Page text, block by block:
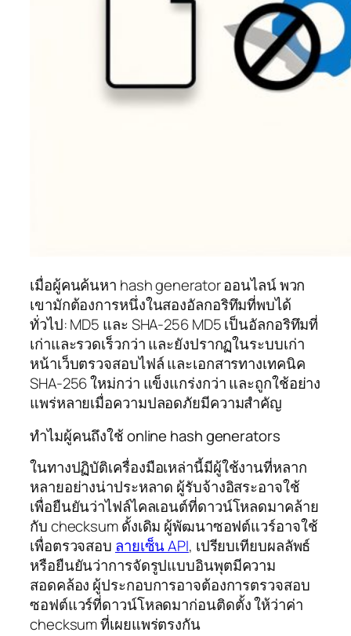
เมื่อผู้คนค้นหา hash generator ออนไลน์ พวก
เขามักต้องการหนึ่งในสองอัลกอริทึมที่พบได้
ทั่วไป: MD5 และ SHA-256 MD5 เป็นอัลกอริทึมที่
เก่าและรวดเร็วกว่า และยังปรากฏในระบบเก่า
หน้าเว็บตรวจสอบไฟล์ และเอกสารทางเทคนิค
SHA-256 ใหม่กว่า แข็งแกร่งกว่า และถูกใช้อย่าง
แพร่หลายเมื่อความปลอดภัยมีความสำคัญ
ทำไมผู้คนถึงใช้ online hash generators
ในทางปฏิบัติเครื่องมือเหล่านี้มีผู้ใช้งานที่หลาก
หลายอย่างน่าประหลาด ผู้รับจ้างอิสระอาจใช้
เพื่อยืนยันว่าไฟล์ไคลเอนต์ที่ดาวน์โหลดมาคล้าย
กับ checksum ดั้งเดิม ผู้พัฒนาซอฟต์แวร์อาจใช้
เพื่อตรวจสอบ ลายเซ็น API, เปรียบเทียบผลลัพธ์
หรือยืนยันว่าการจัดรูปแบบอินพุตมีความ
สอดคล้อง ผู้ประกอบการอาจต้องการตรวจสอบ
ซอฟต์แวร์ที่ดาวน์โหลดมาก่อนติดตั้ง ให้ว่าค่า
checksum ที่เผยแพร่ตรงกัน